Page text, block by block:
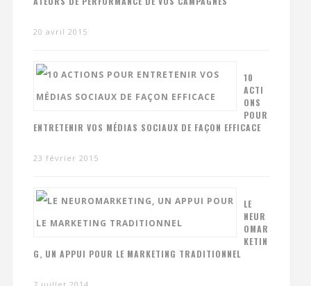
20 avril 2015
10
ACTI
ONS
POUR
ENTRETENIR VOS MÉDIAS SOCIAUX DE FAÇON EFFICACE
23 février 2015
LE
NEUR
OMAR
KETIN
G, UN APPUI POUR LE MARKETING TRADITIONNEL